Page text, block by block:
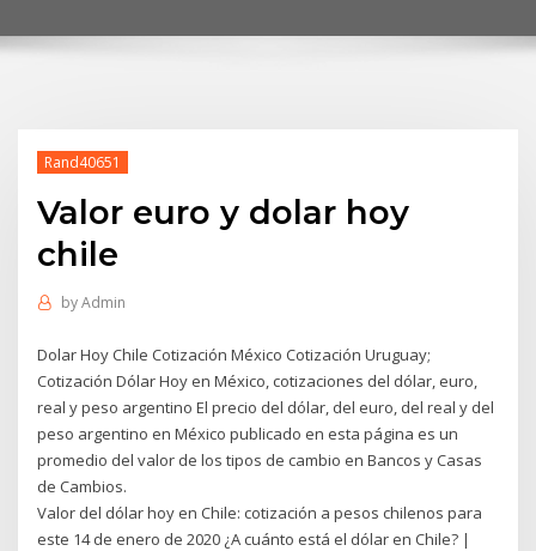
Rand40651
Valor euro y dolar hoy
chile
byAdmin
Dolar Hoy Chile Cotización México Cotización Uruguay;
Cotización Dólar Hoy en México, cotizaciones del dólar, euro,
real y peso argentino El precio del dólar, del euro, del real y del
peso argentino en México publicado en esta página es un
promedio del valor de los tipos de cambio en Bancos y Casas
de Cambios.
Valor del dólar hoy en Chile: cotización a pesos chilenos para
este 14 de enero de 2020 ¿A cuánto está el dólar en Chile? |